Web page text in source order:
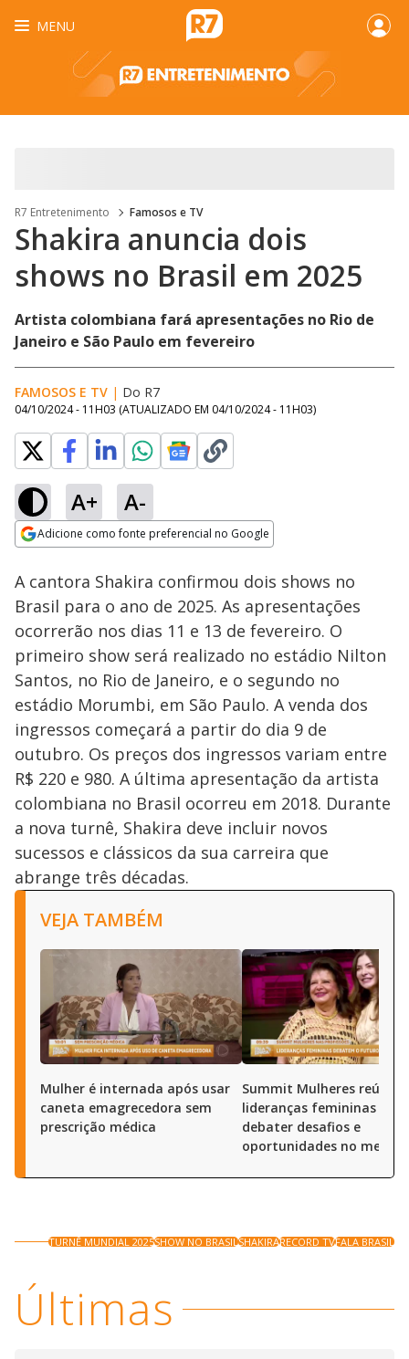
MENU
R7 Entretenimento Famosos e TV
Shakira anuncia dois
shows no Brasil em 2025
Artista colombiana fará apresentações no Rio de
Janeiro e São Paulo em fevereiro
FAMOSOS E TV | Do R7
04/10/2024 - 11H03 (ATUALIZADO EM 04/10/2024 - 11H03)
A+ A-
Adicione como fonte preferencial no Google
Ativar
80.56%
A cantora Shakira confirmou dois shows no
Brasil para o ano de 2025. As apresentações
ocorrerão nos dias 11 e 13 de fevereiro. O
primeiro show será realizado no estádio Nilton
Santos, no Rio de Janeiro, e o segundo no
estádio Morumbi, em São Paulo. A venda dos
ingressos começará a partir do dia 9 de
outubro. Os preços dos ingressos variam entre
R$ 220 e 980. A última apresentação da artista
colombiana no Brasil ocorreu em 2018. Durante
a nova turnê, Shakira deve incluir novos
sucessos e clássicos da sua carreira que
abrange três décadas.
VEJA TAMBÉM
Mulher é internada após usar
caneta emagrecedora sem
prescrição médica
Summit Mulheres reúne
lideranças femininas para
debater desafios e
oportunidades no
TURNÊ MUNDIAL 2025SHOW NO BRASILSHAKIRARECORD TVFALA BRASIL
Últimas